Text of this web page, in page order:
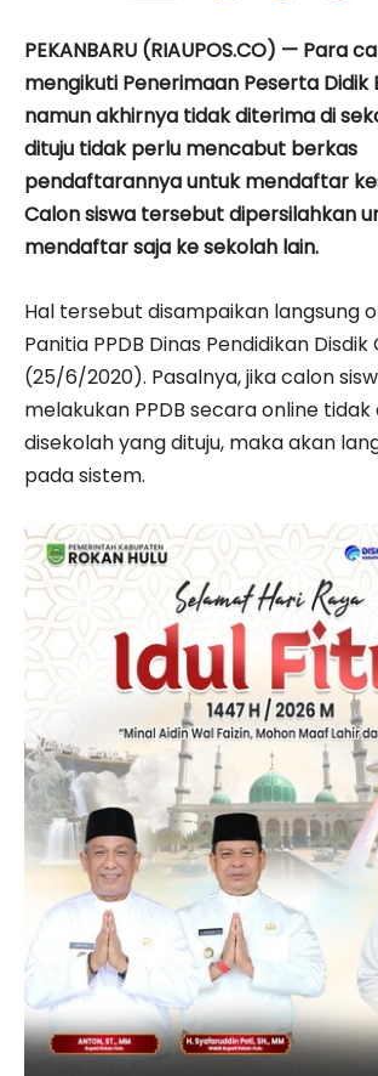
PEKANBARU (RIAUPOS.CO) — Para
mengikuti Penerimaan Peserta Didik
namun akhirnya tidak diterima di
dituju tidak perlu mencabut berkas
pendaftarannya untuk mendaftar
Calon siswa tersebut dipersilahkan
mendaftar saja ke sekolah lain.
Hal tersebut disampaikan langsung
Panitia PPDB Dinas Pendidikan Disdik
(25/6/2020). Pasalnya, jika calon
melakukan PPDB secara online
disekolah yang dituju, maka akan
pada sistem.